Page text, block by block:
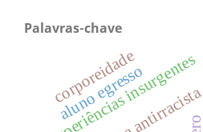
Palavras-chave
experiências insurgentes
aluno egresso
corporeidade